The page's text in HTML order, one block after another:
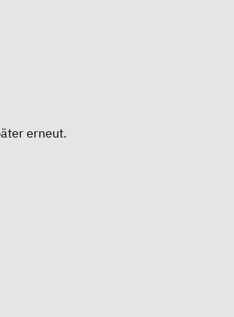
erneut.